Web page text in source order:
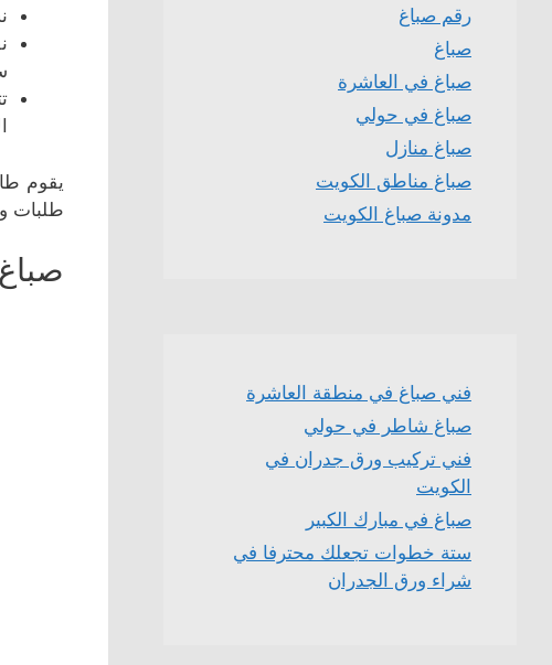
يقوم
طلبات
رقم صباغ
صباغ
صباغ في العاشرة
صباغ في حولي
صباغ منازل
صباغ مناطق الكويت
مدونة صباغ الكويت
فني صباغ في منطقة العاشرة
صباغ شاطر في حولي
فني تركيب ورق جدران في
الكويت
صباغ في مبارك الكبير
ستة خطوات تجعلك محترفا في
شراء ورق الجدران